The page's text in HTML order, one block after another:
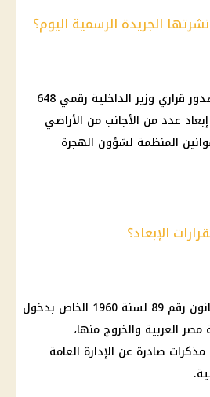
الجريدة الرسمية اليوم؟
أعلنت الجريدة الرسمية صدور قراري وزير الداخلية رقمي 648
بشأن إبعاد عدد من الأجانب من الأراضي
المنظمة لشؤون الهجرة
الإبعاد؟
استندت القرارات إلى القانون رقم 89 لسنة 1960 الخاص بدخول
العربية والخروج منها،
صادرة عن الإدارة العامة